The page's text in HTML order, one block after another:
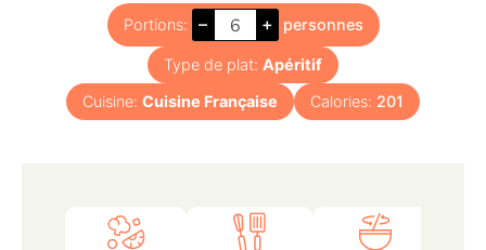
Portions: – + personnes
Type de plat: Apéritif
Cuisine: Cuisine Française Calories: 201